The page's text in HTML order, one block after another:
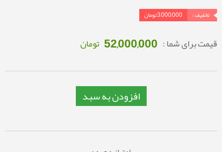
تخفیف :
3,000,000تومان
قیمت برای شما : 52,000,000 تومان
افزودن به سبد